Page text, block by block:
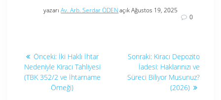
yazarıAv. Arb. Serdar ÖDENaçık Ağustos 19, 2025
0
Yazı
gezinmesi
Önceki: Önceki
yazı:
İki Haklı İhtar
Nedeniyle Kiracı Tahliyesi
(TBK 352/2 ve İhtarname
Örneği)
Sonraki: Sonraki
yazı:
Kiracı Depozito
İadesi: Haklarınızı ve
Süreci Biliyor Musunuz?
(2026)